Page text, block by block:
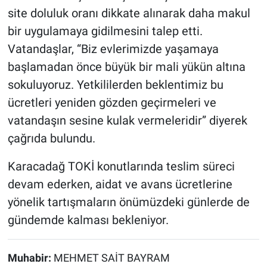
site doluluk oranı dikkate alınarak daha makul
bir uygulamaya gidilmesini talep etti.
Vatandaşlar, “Biz evlerimizde yaşamaya
başlamadan önce büyük bir mali yükün altına
sokuluyoruz. Yetkililerden beklentimiz bu
ücretleri yeniden gözden geçirmeleri ve
vatandaşın sesine kulak vermeleridir” diyerek
çağrıda bulundu.
Karacadağ TOKİ konutlarında teslim süreci
devam ederken, aidat ve avans ücretlerine
yönelik tartışmaların önümüzdeki günlerde de
gündemde kalması bekleniyor.
Muhabir: MEHMET SAİT BAYRAM